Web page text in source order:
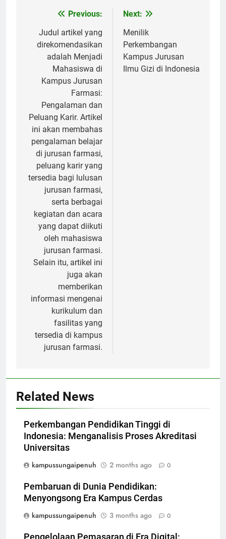
navigation
Previous:
Judul artikel yang
direkomendasikan
adalah Menjadi
Mahasiswa di
Kampus Jurusan
Farmasi:
Pengalaman dan
Peluang Karir. Artikel
ini akan membahas
pengalaman belajar
di jurusan farmasi,
peluang karir yang
tersedia bagi lulusan
jurusan farmasi,
serta berbagai
kegiatan dan acara
yang dapat diikuti
oleh mahasiswa
jurusan farmasi.
Selain itu, artikel ini
juga akan
memberikan
informasi mengenai
kurikulum dan
fasilitas yang
tersedia di kampus
jurusan farmasi.
Next:
Menilik
Perkembangan
Kampus Jurusan
Ilmu Gizi di Indonesia
Related News
Perkembangan Pendidikan Tinggi di
Indonesia: Menganalisis Proses Akreditasi
Universitas
kampussungaipenuh
2 months ago 0
Pembaruan di Dunia Pendidikan:
Menyongsong Era Kampus Cerdas
kampussungaipenuh
3 months ago 0